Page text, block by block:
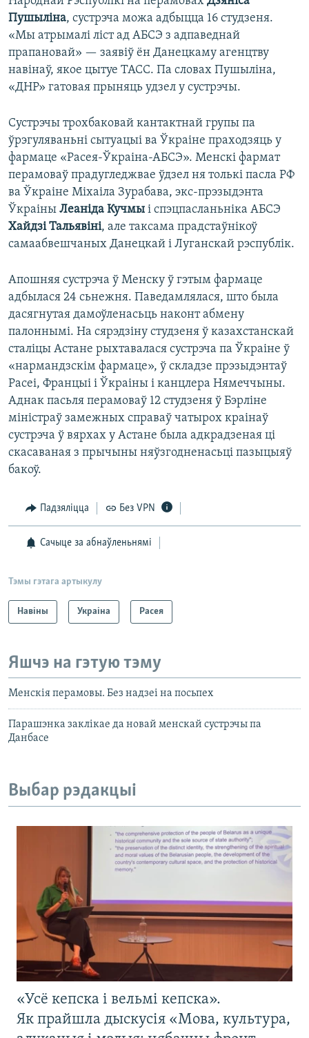
Пушыліна, сустрэча можа адбыцца 16 студзеня.
«Мы атрымалі ліст ад АБСЭ з адпаведнай
прапановай» — заявіў ён Данецкаму агенцтву
навінаў, якое цытуе ТАСС. Па словах Пушыліна,
«ДНР» гатовая прыняць удзел у сустрэчы.
Сустрэчы трохбаковай кантактнай групы па
ўрэгуляваньні сытуацыі ва Ўкраіне праходзяць у
фармаце «Расея-Ўкраіна-АБСЭ». Менскі фармат
перамоваў прадугледжвае ўдзел ня толькі пасла РФ
ва Ўкраіне Міхаіла Зурабава, экс-прэзыдэнта
Ўкраіны Леаніда Кучмы і спэцпасланьніка АБСЭ
Хайдзі Тальявіні, але таксама прадстаўнікоў
самаабвешчаных Данецкай і Луганскай рэспублік.
Апошняя сустрэча ў Менску ў гэтым фармаце
адбылася 24 сьнежня. Паведамлялася, што была
дасягнутая дамоўленасьць наконт абмену
палоннымі. На сярэдзіну студзеня ў казахстанскай
сталіцы Астане рыхтавалася сустрэча па Ўкраіне ў
«нармандзскім фармаце», ў складзе прэзыдэнтаў
Расеі, Францыі і Ўкраіны і канцлера Нямеччыны.
Аднак пасьля перамоваў 12 студзеня ў Бэрліне
міністраў замежных справаў чатырох краінаў
сустрэча ў вярхах у Астане была адкрадзеная ці
скасаваная з прычыны няўзгодненасьці пазыцыяў
бакоў.
Падзяліцца Без VPN
Сачыце за абнаўленьнямі
Тэмы гэтага артыкулу
Навіны Украіна Расея
Яшчэ на гэтую тэму
Менскія перамовы. Без надзеі на посьпех
Парашэнка заклікае да новай менскай сустрэчы па
Данбасе
Выбар рэдакцыі
«Усё кепска і вельмі кепска».
Як прайшла дыскусія «Мова, культура,